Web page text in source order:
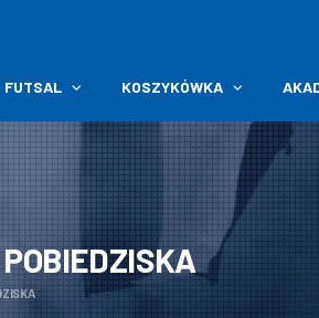
FUTSAL KOSZYKÓWKA
POBIEDZISKA